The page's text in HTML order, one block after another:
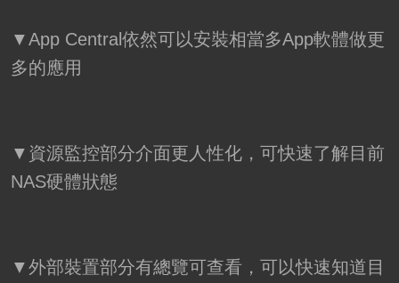
▼App Central依然可以安裝相當多App軟體做更
多的應用
▼資源監控部分介面更人性化，可快速了解目前
NAS硬體狀態
▼外部裝置部分有總覽可查看，可以快速知道目